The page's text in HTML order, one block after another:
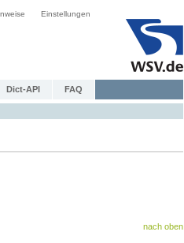
Einstellungen
Dict-API FAQ
nach oben